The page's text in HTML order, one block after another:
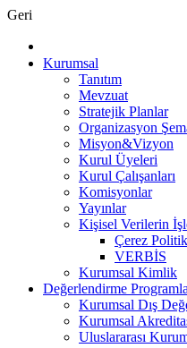
Geri
Kurumsal
Tanıtım
Mevzuat
Stratejik Planlar
Organizasyon
Misyon&Vizyon
Kurul Üyeleri
Kurul Çalışanları
Komisyonlar
Yayınlar
Kişisel Verilerin
Çerez
VERBİS
Kurumsal Kimlik
Değerlendirme
Kurumsal Dış
Kurumsal
Uluslararası